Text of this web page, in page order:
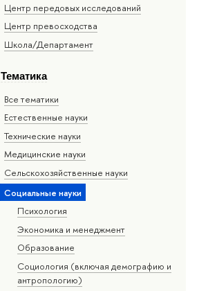
Центр передовых исследований
Центр превосходства
Школа/Департамент
Тематика
Все тематики
Естественные науки
Тех­ничес­кие науки
Медицинские науки
Сельскохозяйственные науки
Социальные науки
Психология
Экономика и менеджмент
Образование
Социология (включая демографию и
антропологию)